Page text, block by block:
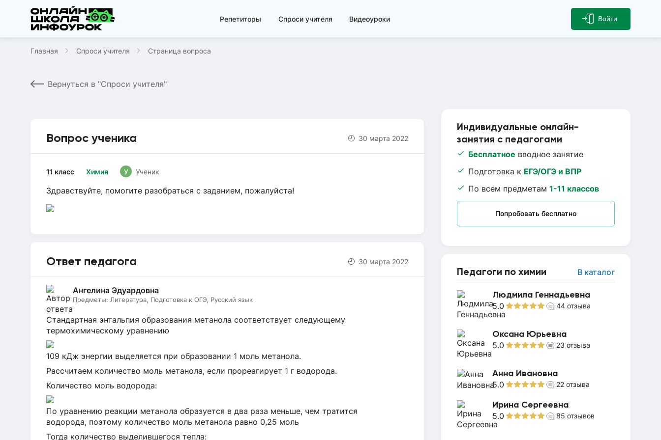
Репетиторы Спроси учителя Видеоуроки Войти
Главная Спроси учителя Страница вопроса
Вернуться в "Спроси учителя"
Индивидуальные онлайн-
занятия с педагогами
Бесплатное вводное занятие
Подготовка к ЕГЭ/ОГЭ и ВПР
По всем предметам 1-11 классов
Попробовать бесплатно
Педагоги по химии В каталог
Людмила Геннадьевна
5.0 44 отзыва
Оксана Юрьевна
5.0 23 отзыва
Анна Ивановна
5.0 22 отзыва
Ирина Сергеевна
5.0 85 отзывов
Вопрос ученика 30 марта 2022
Химия
11 класс У Ученик
Здравствуйте, помогите разобраться с заданием, пожалуйста!
Ответ педагога 30 марта 2022
Ангелина Эдуардовна
Предметы: Литература, Подготовка к ОГЭ, Русский язык
Стандартная энтальпия образования метанола соответствует следующему
термохимическому уравнению
109 кДж энергии выделяется при образовании 1 моль метанола.
Рассчитаем количество моль метанола, если прореагирует 1 г водорода.
Количество моль водорода:
По уравнению реакции метанола образуется в два раза меньше, чем тратится
водорода, поэтому количество моль метанола равно 0,25 моль
Тогда количество выделившегося тепла: